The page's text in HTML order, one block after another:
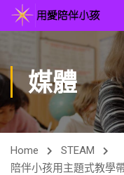
媒體
Home
STEAM
陪伴小孩用主題式教學